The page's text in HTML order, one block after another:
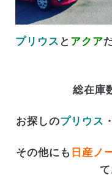
プリウス と アクア
総在庫
お探しのプリウス ・
その他にも 日産ノ